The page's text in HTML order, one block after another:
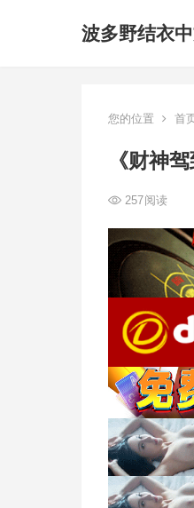
波多野结衣
您的位置 首
《财神
257阅读